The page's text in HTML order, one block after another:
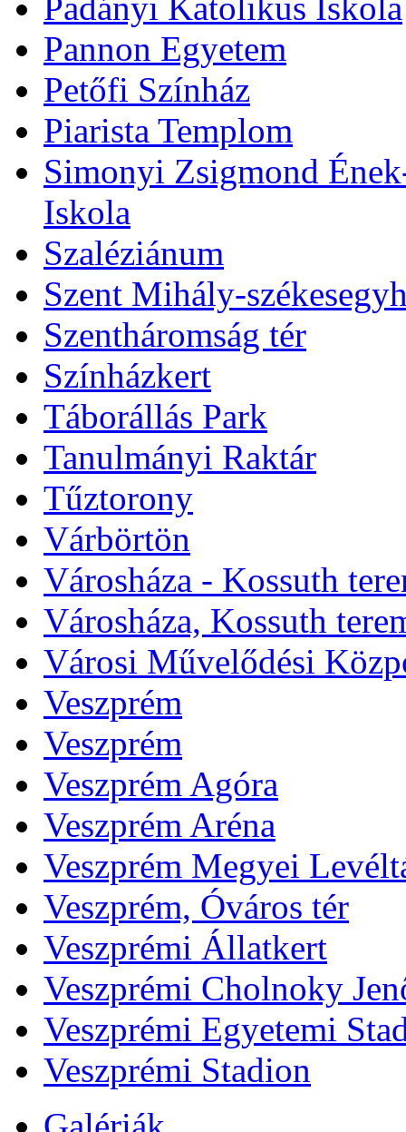
Pannon Egyetem
Petőfi Színház
Piarista Templom
Simonyi Zsigmond
Iskola
Szaléziánum
Szent Mihály-
Szentháromság tér
Színházkert
Táborállás Park
Tanulmányi Raktár
Tűztorony
Várbörtön
Városháza - Kossuth
Városháza, Kossuth
Városi Művelődési
Veszprém
Veszprém
Veszprém Agóra
Veszprém Aréna
Veszprém Megyei
Veszprém, Óváros tér
Veszprémi Állatkert
Veszprémi Cholnoky
Veszprémi Egyetemi
Veszprémi Stadion